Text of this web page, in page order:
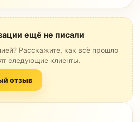
ещё не писали
Расскажите, как всё прошло
следующие клиенты.
отзыв